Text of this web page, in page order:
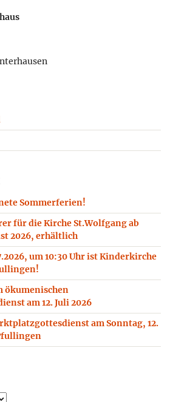
Sommerferien!
für die Kirche St.Wolfgang ab
2026, erhältlich
um 10:30 Uhr ist Kinderkirche
ökumenischen
am 12. Juli 2026
am Sonntag, 12.